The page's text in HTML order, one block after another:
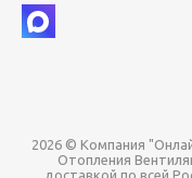
2026 © Компания
Отопления
доставкой по всей